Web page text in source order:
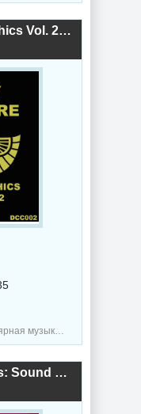
Defy Culture - Hieroglyphics Vol. 2 (2021) торрент
Дабстеп музыка
Beatport Drum And Bass: Sound Pack #359 (2021) торрент